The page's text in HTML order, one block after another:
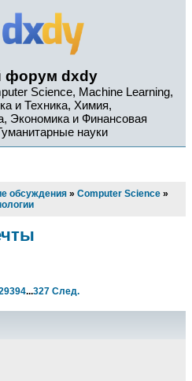
форум dxdy
Science, Machine Learning,
и Техника, Химия,
Экономика и Финансовая
науки
обсуждения » Computer Science »
9394...327 След.